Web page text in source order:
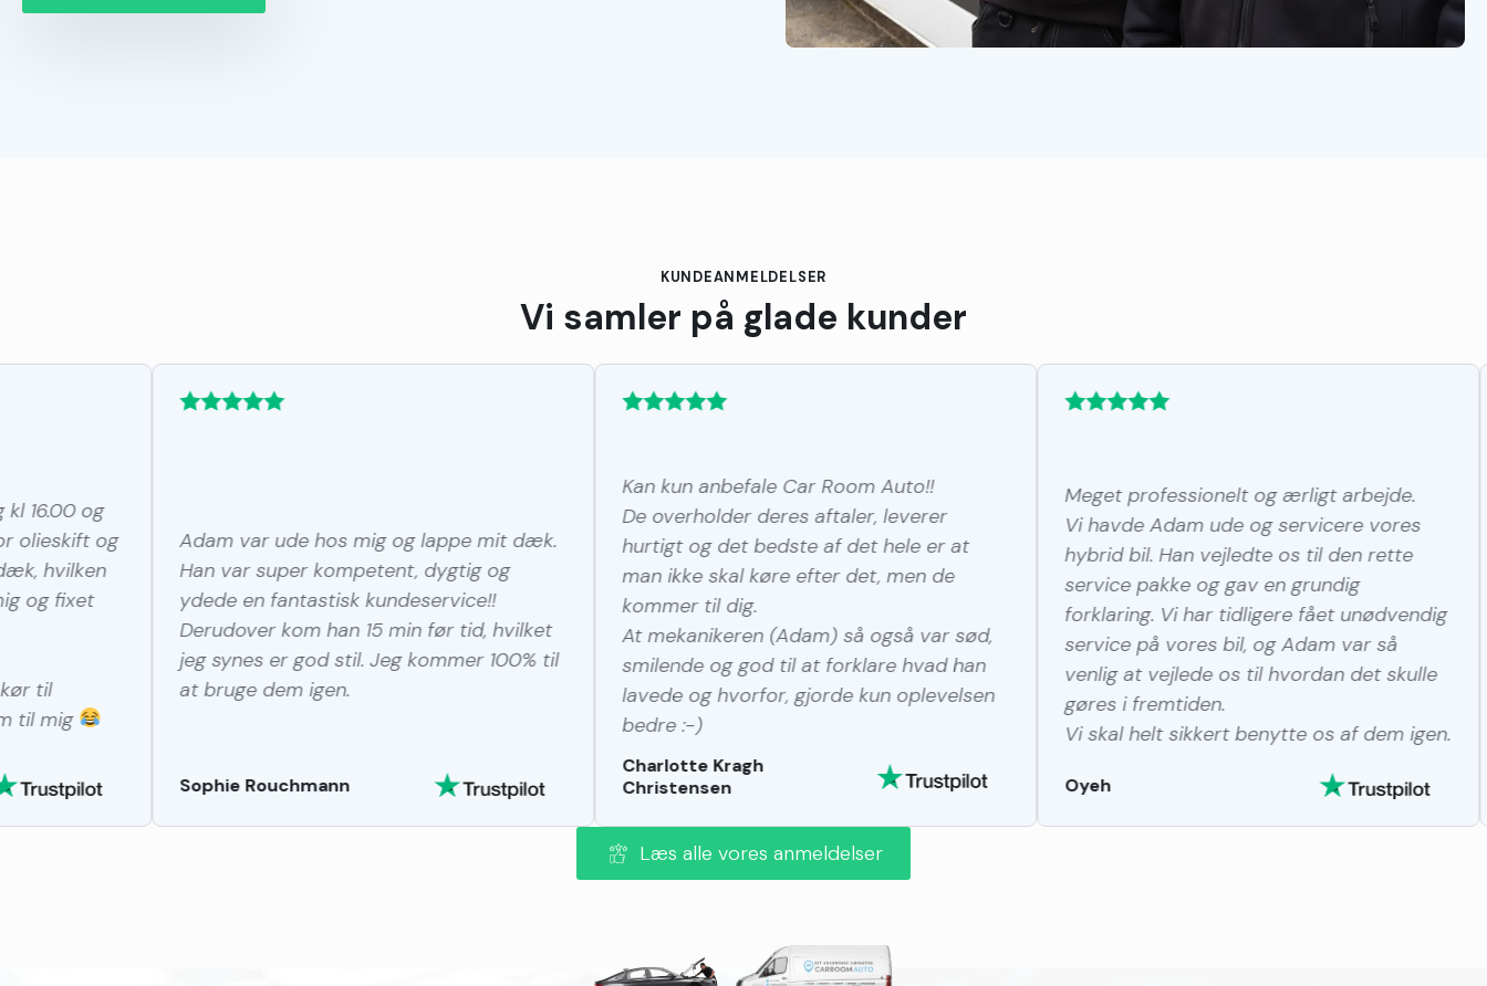
KUNDEANMELDELSER
Vi samler på glade kunder
Adam var ude hos mig og lappe mit dæk.
Han var super kompetent, dygtig og
ydede en fantastisk kundeservice!!
Derudover kom han 15 min før tid, hvilket
jeg synes er god stil. Jeg kommer 100% til
at bruge dem igen.
Sophie Rouchmann
Kan kun anbefale Car Room Auto!!
De overholder deres aftaler, leverer
hurtigt og det bedste af det hele er at
man ikke skal køre efter det, men de
kommer til dig.
At mekanikeren (Adam) så også var sød,
smilende og god til at forklare hvad han
lavede og hvorfor, gjorde kun oplevelsen
Charlotte Kragh
Christensen
Meget professionelt og ærligt arbejde.
Vi havde Adam ude og servicere vores
hybrid bil. Han vejledte os til den rette
service pakke og gav en grundig
forklaring. Vi har tidligere fået unødvendig
service på vores bil, og Adam var så
venlig at vejlede os til hvordan det skulle
gøres i fremtiden.
Vi skal helt sikkert benytte os af dem igen.
Oyeh
Må ærligt
skeptisk i
med tid,
aftalte.
begge
endda til
Det kan
Læs alle vores anmeldelser